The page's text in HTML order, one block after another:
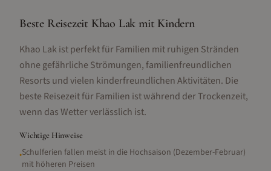
Beste Reisezeit Khao Lak mit Kindern
Khao Lak ist perfekt für Familien mit ruhigen Stränden
ohne gefährliche Strömungen, familienfreundlichen
Resorts und vielen kinderfreundlichen Aktivitäten. Die
beste Reisezeit für Familien ist während der Trockenzeit,
wenn das Wetter verlässlich ist.
Wichtige Hinweise
•Schulferien fallen meist in die Hochsaison (Dezember-Februar)
mit höheren Preisen